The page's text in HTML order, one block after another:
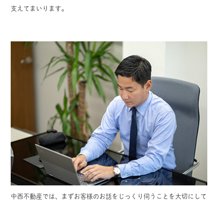
支えてまいります。
中西不動産では、まずお客様のお話をじっくり伺うことを大切にして